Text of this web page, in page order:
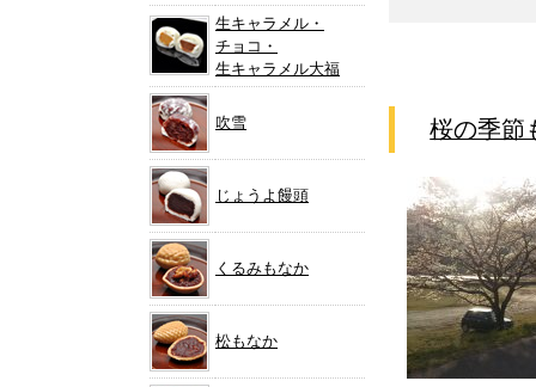
生キャラメル・
チョコ・
生キャラメル大福
吹雪
じょうよ饅頭
くるみもなか
松もなか
桜の季節